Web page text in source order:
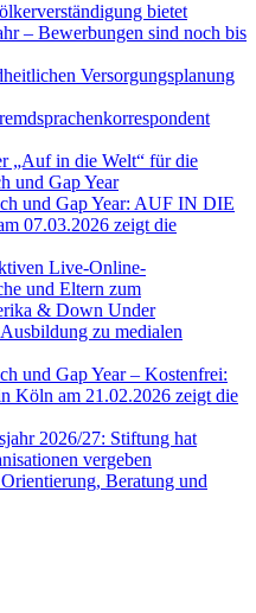
bietet
– Bewerbungen sind noch bis
Versorgungsplanung
„Auf in die Welt“ für die
und Gap Year
und Gap Year: AUF IN DIE
07.03.2026 zeigt die
Live-Online-
und Eltern zum
& Down Under
zu medialen
und Gap Year – Kostenfrei:
Köln am 21.02.2026 zeigt die
2026/27: Stiftung hat
vergeben
Beratung und